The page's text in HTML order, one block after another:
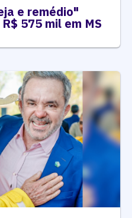
e remédio"
575 mil em MS